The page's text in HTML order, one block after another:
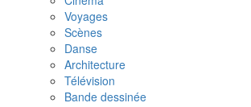
Voyages
Scènes
Danse
Architecture
Télévision
Bande dessinée